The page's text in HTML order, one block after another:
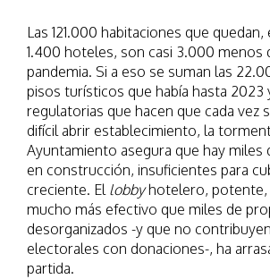
Las 121.000 habitaciones que quedan,
1.400 hoteles, son casi 3.000 menos
pandemia. Si a eso se suman las
pisos turísticos que había hasta 2023
regulatorias que hacen que cada vez
difícil abrir establecimiento, la
Ayuntamiento asegura que hay miles
en construcción, insuficientes para
creciente. El lobbyhotelero, potente,
mucho más efectivo que miles de
desorganizados -y que no
electorales con donaciones-, ha
partida.